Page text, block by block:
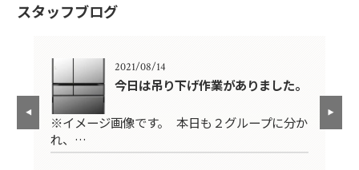
スタッフブログ
2021/08/14
今日は吊り下げ作業がありました。
※イメージ画像です。 本日も２グループに分か
れ、…